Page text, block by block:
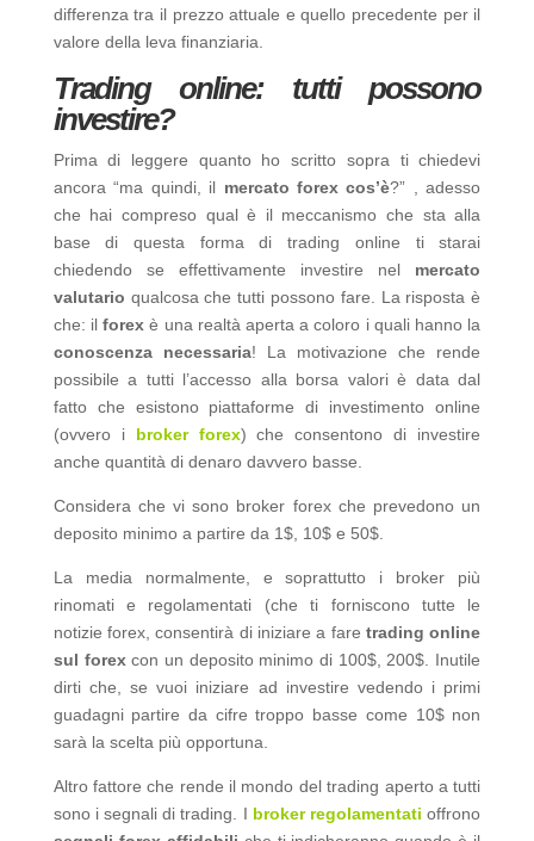
differenza tra il prezzo attuale e quello precedente per il
valore della leva finanziaria.
Trading online: tutti possono
investire?
Prima di leggere quanto ho scritto sopra ti chiedevi
ancora “ma quindi, il mercato forex cos’è?” , adesso
che hai compreso qual è il meccanismo che sta alla
base di questa forma di trading online ti starai
chiedendo se effettivamente investire nel mercato
valutario qualcosa che tutti possono fare. La risposta è
che: ilforexè una realtà aperta a coloro i quali hanno la
conoscenza necessaria! La motivazione che rende
possibile a tutti l’accesso alla borsa valori è data dal
fatto che esistono piattaforme di investimento online
(ovvero i broker forex) che consentono di investire
anche quantità di denaro davvero basse.
Considera che vi sono broker forex che prevedono un
deposito minimo a partire da 1$, 10$ e 50$.
La media normalmente, e soprattutto i broker più
rinomati e regolamentati (che ti forniscono tutte le
notizie forex, consentirà di iniziare a fare trading online
sul forexcon un deposito minimo di 100$, 200$. Inutile
dirti che, se vuoi iniziare ad investire vedendo i primi
guadagni partire da cifre troppo basse come 10$ non
sarà la scelta più opportuna.
Altro fattore che rende il mondo del trading aperto a tutti
sono i segnali di trading. I broker regolamentati offrono